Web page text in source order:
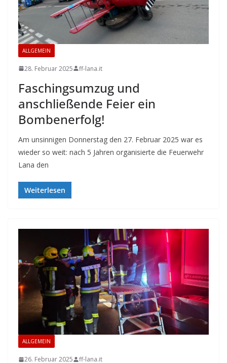
ALLGEMEIN
28. Februar 2025 ff-lana.it
Faschingsumzug und
anschließende Feier ein
Bombenerfolg!
Am unsinnigen Donnerstag den 27. Februar 2025 war es
wieder so weit: nach 5 Jahren organisierte die Feuerwehr
Lana den
Weiterlesen
ALLGEMEIN
26. Februar 2025 ff-lana.it